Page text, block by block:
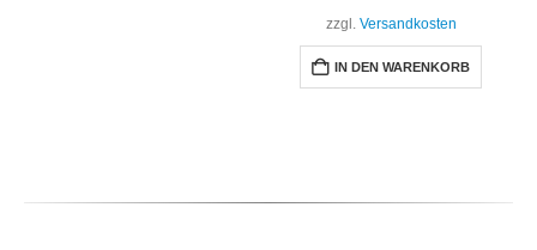
zzgl. Versandkosten
IN DEN WARENKORB